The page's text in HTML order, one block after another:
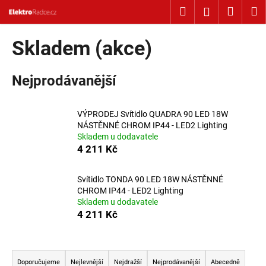
Hledat Přihlášení
Skladem (akce)
Nejprodávanější
VÝPRODEJ Svítidlo QUADRA 90 LED 18W
NÁSTĚNNÉ CHROM IP44 - LED2 Lighting
Skladem u dodavatele
4 211 Kč
Svítidlo TONDA 90 LED 18W NÁSTĚNNÉ
CHROM IP44 - LED2 Lighting
Skladem u dodavatele
4 211 Kč
Řazení produktů
Doporučujeme Nejlevnější Nejdražší Nejprodávanější Abecedně
Košík
o
e